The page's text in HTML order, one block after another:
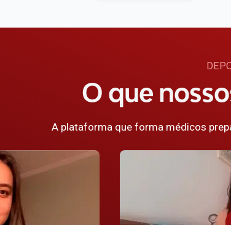
O que
A plataforma que forma médicos